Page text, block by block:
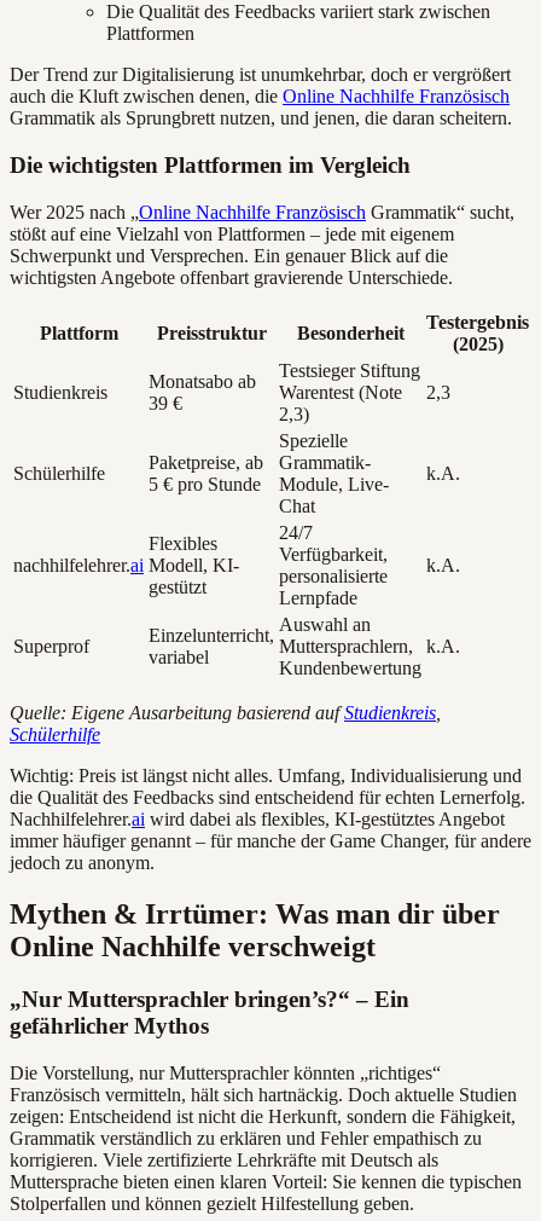
Die Qualität des Feedbacks variiert stark zwischen
Plattformen
Der Trend zur Digitalisierung ist unumkehrbar, doch er vergrößert
auch die Kluft zwischen denen, die Online Nachhilfe Französisch
Grammatik als Sprungbrett nutzen, und jenen, die daran scheitern.
Die wichtigsten Plattformen im Vergleich
Wer 2025 nach „Online Nachhilfe Französisch Grammatik“ sucht,
stößt auf eine Vielzahl von Plattformen – jede mit eigenem
Schwerpunkt und Versprechen. Ein genauer Blick auf die
wichtigsten Angebote offenbart gravierende Unterschiede.
Plattform Preisstruktur Besonderheit
Testergebnis
(2025)
Studienkreis
Monatsabo ab
39 €
Testsieger Stiftung
Warentest (Note
2,3)
2,3
Schülerhilfe
Paketpreise, ab
5 € pro Stunde
Spezielle
Grammatik-
Module, Live-
Chat
k.A.
nachhilfelehrer.ai
Flexibles
Modell, KI-
gestützt
24/7
Verfügbarkeit,
personalisierte
Lernpfade
k.A.
Superprof
Einzelunterricht,
variabel
Auswahl an
Muttersprachlern,
Kundenbewertung
k.A.
Quelle: Eigene Ausarbeitung basierend aufStudienkreis
Schülerhilfe
Wichtig: Preis ist längst nicht alles. Umfang, Individualisierung und
die Qualität des Feedbacks sind entscheidend für echten Lernerfolg.
Nachhilfelehrer.ai wird dabei als flexibles, KI-gestütztes Angebot
immer häufiger genannt – für manche der Game Changer, für andere
jedoch zu anonym.
Mythen & Irrtümer: Was man dir über
Online Nachhilfe verschweigt
„Nur Muttersprachler bringen’s?“ – Ein
gefährlicher Mythos
Die Vorstellung, nur Muttersprachler könnten „richtiges“
Französisch vermitteln, hält sich hartnäckig. Doch aktuelle Studien
zeigen: Entscheidend ist nicht die Herkunft, sondern die Fähigkeit,
Grammatik verständlich zu erklären und Fehler empathisch zu
korrigieren. Viele zertifizierte Lehrkräfte mit Deutsch als
Muttersprache bieten einen klaren Vorteil: Sie kennen die typischen
Stolperfallen und können gezielt Hilfestellung geben.